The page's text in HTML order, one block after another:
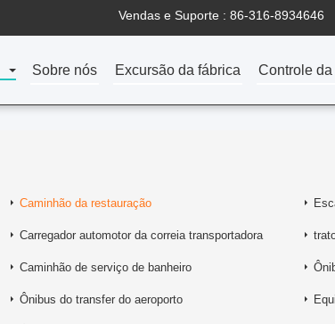
Vendas e Suporte : 86-316-8934646
Sobre nós Excursão da fábrica Controle
Caminhão da restauração
Carregador automotor da correia transportadora
Caminhão de serviço de banheiro
Ônibus do transfer do aeroporto